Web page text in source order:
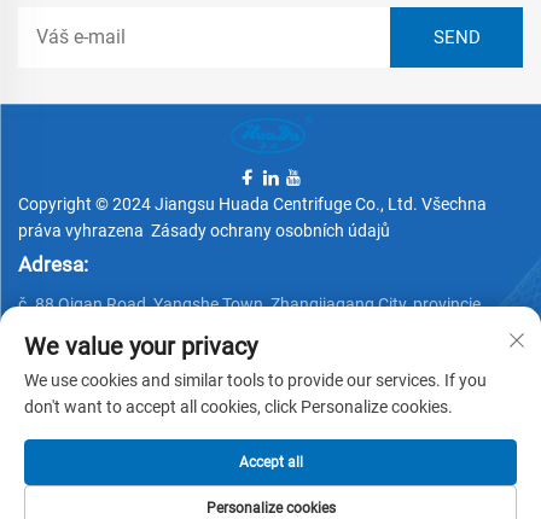
Copyright © 2024 Jiangsu Huada Centrifuge Co., Ltd. Všechna
práva vyhrazena Zásady ochrany osobních údajů
Adresa:
č. 88 Qigan Road, Yangshe Town, Zhangjiagang City, provincie
Jiangsu, Čína
Telefon:
+86 15162337620
E-mail:
[email protected]
We value your privacy
We use cookies and similar tools to provide our services. If you
don't want to accept all cookies, click Personalize cookies.
Personalize cookies
Accept all